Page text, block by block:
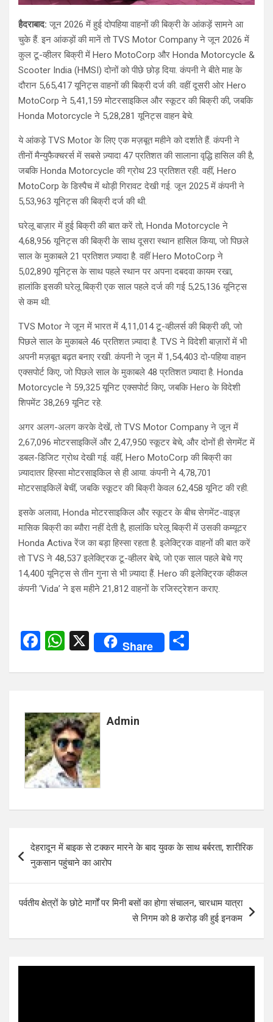
हैदराबाद: जून 2026 में हुई दोपहिया वाहनों की बिक्री के आंकड़ें सामने आ
चुके हैं. इन आंकड़ों की मानें तो TVS Motor Company ने जून 2026 में
कुल टू-व्हीलर बिक्री में Hero MotoCorp और Honda Motorcycle &
Scooter India (HMSI) दोनों को पीछे छोड़ दिया. कंपनी ने बीते माह के
दौरान 5,65,417 यूनिट्स वाहनों की बिक्री दर्ज की. वहीं दूसरी ओर Hero
MotoCorp ने 5,41,159 मोटरसाइकिल और स्कूटर की बिक्री की, जबकि
Honda Motorcycle ने 5,28,281 यूनिट्स वाहन बेचे.
ये आंकड़े TVS Motor के लिए एक मज़बूत महीने को दर्शाते हैं. कंपनी ने
तीनों मैन्युफैक्चरर्स में सबसे ज़्यादा 47 प्रतिशत की सालाना वृद्धि हासिल की है,
जबकि Honda Motorcycle की ग्रोथ 23 प्रतिशत रही. वहीं, Hero
MotoCorp के डिस्पैच में थोड़ी गिरावट देखी गई. जून 2025 में कंपनी ने
5,53,963 यूनिट्स की बिक्री दर्ज की थी.
घरेलू बाज़ार में हुई बिक्री की बात करें तो, Honda Motorcycle ने
4,68,956 यूनिट्स की बिक्री के साथ दूसरा स्थान हासिल किया, जो पिछले
साल के मुकाबले 21 प्रतिशत ज़्यादा है. वहीं Hero MotoCorp ने
5,02,890 यूनिट्स के साथ पहले स्थान पर अपना दबदवा कायम रखा,
हालांकि इसकी घरेलू बिक्री एक साल पहले दर्ज की गई 5,25,136 यूनिट्स
से कम थी.
TVS Motor ने जून में भारत में 4,11,014 टू-व्हीलर्स की बिक्री की, जो
पिछले साल के मुकाबले 46 प्रतिशत ज़्यादा है. TVS ने विदेशी बाज़ारों में भी
अपनी मज़बूत बढ़त बनाए रखी. कंपनी ने जून में 1,54,403 दो-पहिया वाहन
एक्सपोर्ट किए, जो पिछले साल के मुकाबले 48 प्रतिशत ज़्यादा है. Honda
Motorcycle ने 59,325 यूनिट एक्सपोर्ट किए, जबकि Hero के विदेशी
शिपमेंट 38,269 यूनिट रहे.
अगर अलग-अलग करके देखें, तो TVS Motor Company ने जून में
2,67,096 मोटरसाइकिलें और 2,47,950 स्कूटर बेचे, और दोनों ही सेगमेंट में
डबल-डिजिट ग्रोथ देखी गई. वहीं, Hero MotoCorp की बिक्री का
ज़्यादातर हिस्सा मोटरसाइकिल से ही आया. कंपनी ने 4,78,701
मोटरसाइकिलें बेचीं, जबकि स्कूटर की बिक्री केवल 62,458 यूनिट की रही.
इसके अलावा, Honda मोटरसाइकिल और स्कूटर के बीच सेगमेंट-वाइज़
मासिक बिक्री का ब्यौरा नहीं देती है, हालांकि घरेलू बिक्री में उसकी कम्यूटर
Honda Activa रेंज का बड़ा हिस्सा रहता है. इलेक्ट्रिक वाहनों की बात करें
तो TVS ने 48,537 इलेक्ट्रिक टू-व्हीलर बेचे, जो एक साल पहले बेचे गए
14,400 यूनिट्स से तीन गुना से भी ज़्यादा हैं. Hero की इलेक्ट्रिक व्हीकल
कंपनी ‘Vida’ ने इस महीने 21,812 वाहनों के रजिस्ट्रेशन कराए.
F
ce
o
o
k
W
at
A
p
p
X Share
ar
Admin
navigation
देहरादून में बाइक से टक्कर मारने के बाद युवक के साथ बर्बरता, शारीरिक
नुकसान पहुंचाने का आरोप
पर्वतीय क्षेत्रों के छोटे मार्गों पर मिनी बसों का होगा संचालन, चारधाम यात्रा
से निगम को 8 करोड़ की हुई इनकम